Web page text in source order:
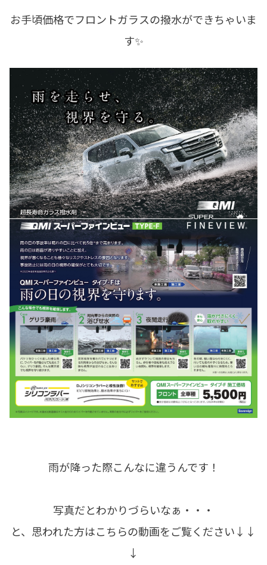
お手頃価格でフロントガラスの撥水ができちゃいま
す✨
雨が降った際こんなに違うんです！
写真だとわかりづらいなぁ・・・
と、思われた方はこちらの動画をご覧ください↓↓
↓